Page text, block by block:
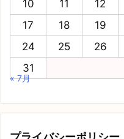
10
11 12
17
18 19
24
25 26
31
« 7月